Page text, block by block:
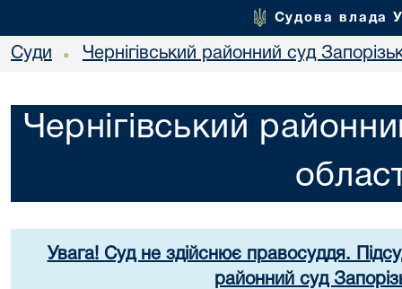
Судова влада
Суди • Чернігівський районний суд
Чернігівський
Увага! Суд не здійснює правосуддя.
районний суд